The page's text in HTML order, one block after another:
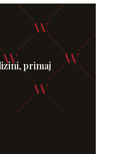
primaj